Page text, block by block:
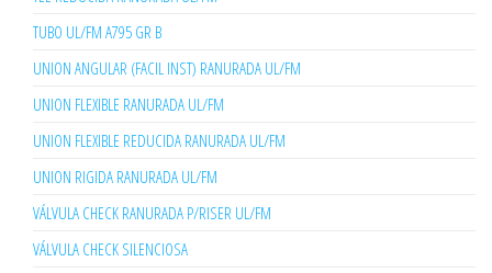
TUBO UL/FM A795 GR B
UNION ANGULAR (FACIL INST) RANURADA UL/FM
UNION FLEXIBLE RANURADA UL/FM
UNION FLEXIBLE REDUCIDA RANURADA UL/FM
UNION RIGIDA RANURADA UL/FM
VÁLVULA CHECK RANURADA P/RISER UL/FM
VÁLVULA CHECK SILENCIOSA